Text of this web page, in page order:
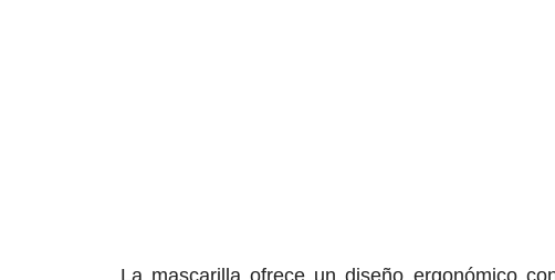
La mascarilla ofrece un diseño ergonómico